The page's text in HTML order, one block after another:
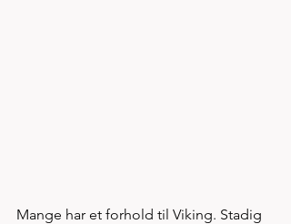
Mange har et forhold til Viking. Stadig